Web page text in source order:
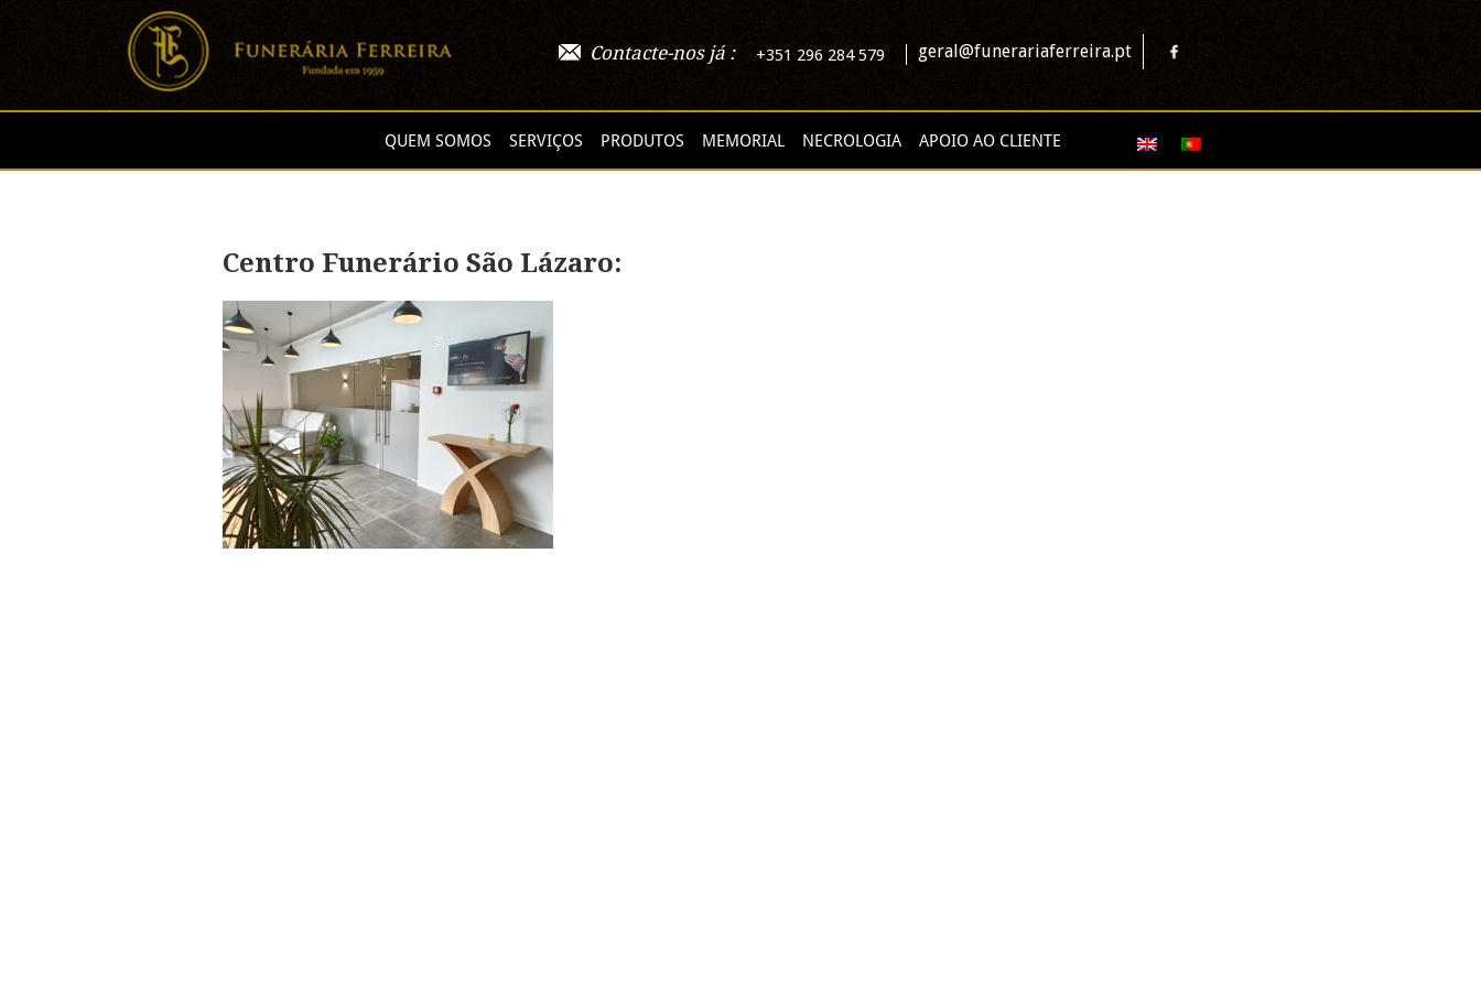
Contacte-nos já : +351 296 284 579 geral@funerariaferreira.pt
QUEM SOMOS SERVIÇOS PRODUTOS MEMORIAL NECROLOGIA APOIO AO CLIENTE
Centro Funerário São Lázaro: